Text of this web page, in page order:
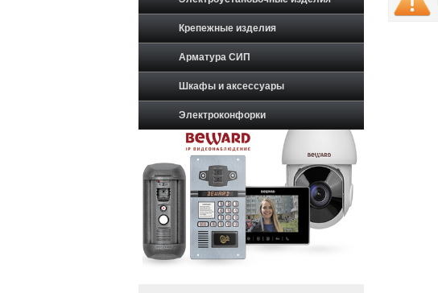
Крепежные изделия
Арматура СИП
Шкафы и аксессуары
Электроконфорки